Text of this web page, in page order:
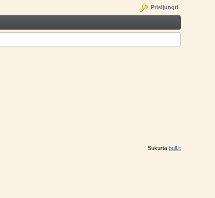
Prisijungti
Sukurta bull.lt